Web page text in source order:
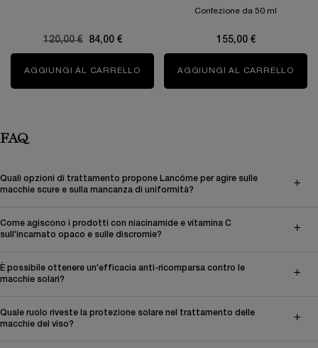
Old price
120,00 € New price
84,00 €
AGGIUNGI AL CARRELLO CLARIFIQUE MILKY CREAM
Confezione da 50 ml
155,00 €
AGGIUNGI AL CARRELLO
FAQ
Quali opzioni di trattamento propone Lancôme per agire sulle
macchie scure e sulla mancanza di uniformità?
Come agiscono i prodotti con niacinamide e vitamina C
sull'incarnato opaco e sulle discromie?
È possibile ottenere un'efficacia anti-ricomparsa contro le
macchie solari?
Quale ruolo riveste la protezione solare nel trattamento delle
macchie del viso?